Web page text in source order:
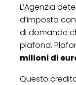
L’Agenzia
d’imposta
di domande
plafond.
milioni di
Questo